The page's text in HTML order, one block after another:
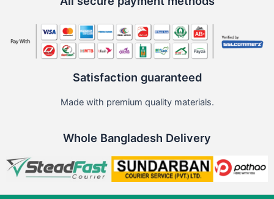
Satisfaction guaranteed
Made with premium quality materials.
Whole Bangladesh Delivery